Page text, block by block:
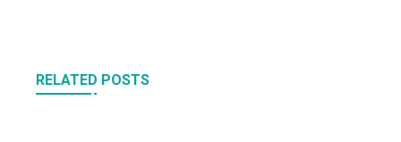
RELATED POSTS